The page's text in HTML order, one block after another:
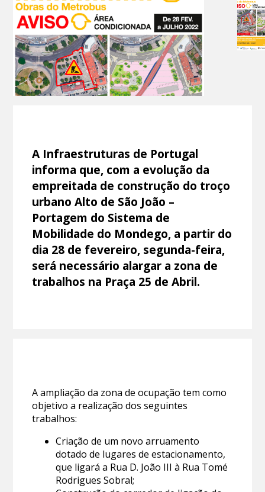
A Infraestruturas de Portugal
informa que, com a evolução da
empreitada de construção do troço
urbano Alto de São João –
Portagem do Sistema de
Mobilidade do Mondego, a partir do
dia 28 de fevereiro, segunda-feira,
será necessário alargar a zona de
trabalhos na Praça 25 de Abril.
A ampliação da zona de ocupação tem como
objetivo a realização dos seguintes
trabalhos:
Criação de um novo arruamento
dotado de lugares de estacionamento,
que ligará a Rua D. João III à Rua Tomé
Rodrigues Sobral;